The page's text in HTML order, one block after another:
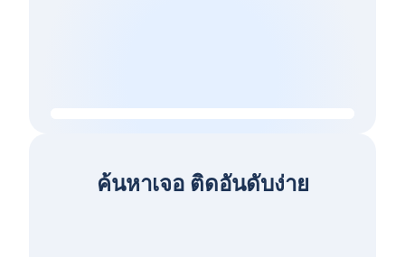
ค้นหาเจอ ติดอันดับง่าย